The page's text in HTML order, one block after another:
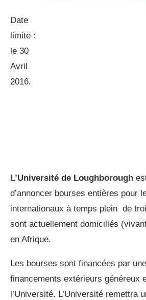
Date
limite :
le 30
Avril
2016.
L’Université de Loughborough
d’annoncer bourses entières pour
internationaux à temps plein de
sont actuellement domiciliés
en Afrique.
Les bourses sont financées par
financements extérieurs généreux
l’Université. L’Université remettra